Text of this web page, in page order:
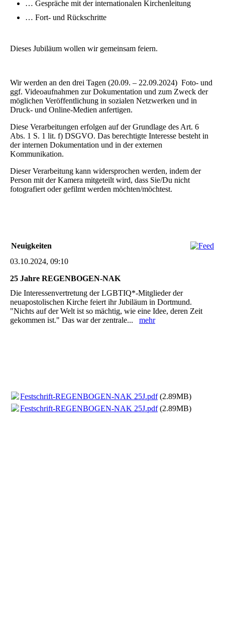
… Gespräche mit der internationalen Kirchenleitung
… Fort- und Rückschritte
Dieses Jubiläum wollen wir gemeinsam feiern.
Wir werden an den drei Tagen (20.09. – 22.09.2024) Foto- und
ggf. Videoaufnahmen zur Dokumentation und zum Zweck der
möglichen Veröffentlichung in sozialen Netzwerken und in
Druck- und Online-Medien anfertigen.
Diese Verarbeitungen erfolgen auf der Grundlage des Art. 6
Abs. 1 S. 1 lit. f) DSGVO. Das berechtigte Interesse besteht in
der internen Dokumentation und in der externen
Kommunikation.
Dieser Verarbeitung kann widersprochen werden, indem der
Person mit der Kamera mitgeteilt wird, dass Sie/Du nicht
fotografiert oder gefilmt werden möchten/möchtest.
Neuigkeiten
03.10.2024, 09:10
25 Jahre REGENBOGEN-NAK
Die Interessenvertretung der LGBTIQ*-Mitglieder der
neuapostolischen Kirche feiert ihr Jubiläum in Dortmund.
"Nichts auf der Welt ist so mächtig, wie eine Idee, deren Zeit
gekommen ist." Das war der zentrale... mehr
Festschrift-REGENBOGEN-NAK 25J.pdf(2.89MB)
Festschrift-REGENBOGEN-NAK 25J.pdf(2.89MB)